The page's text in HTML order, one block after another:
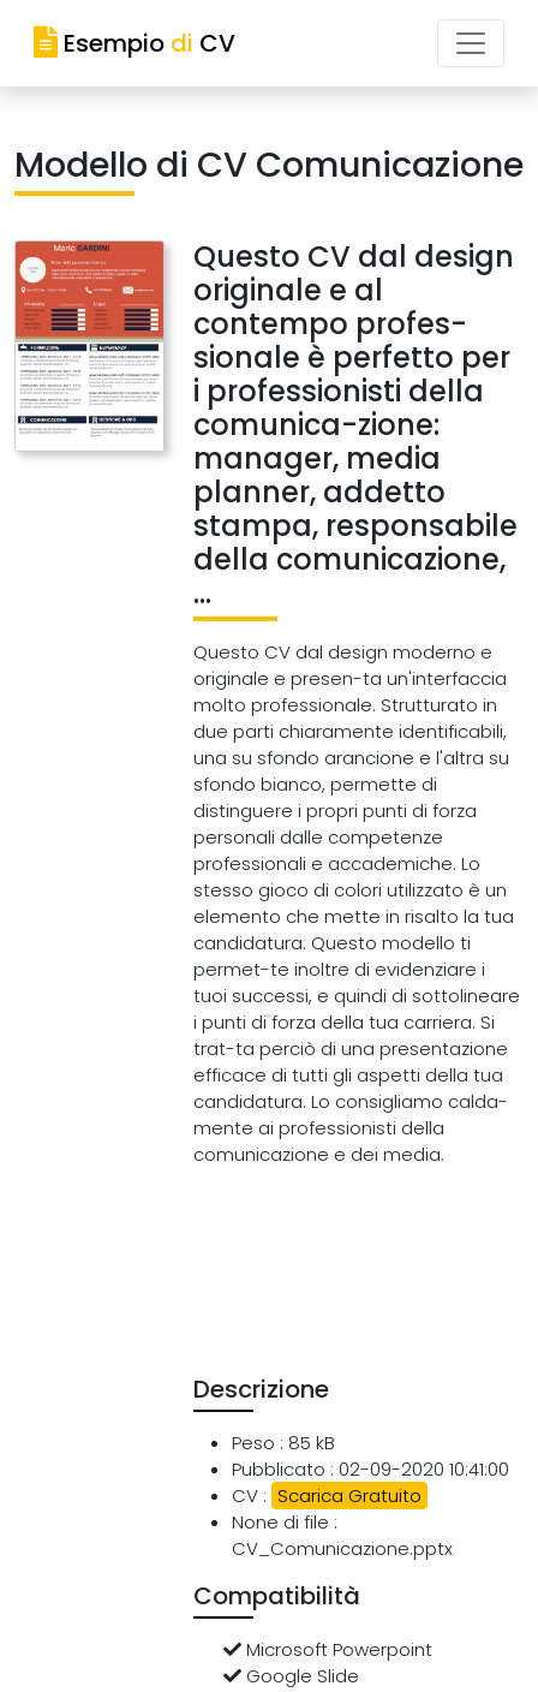
Esempio di CV
Modello di CV Comunicazione
Questo CV dal design
originale e al
contempo profes-
sionale è perfetto per
i professionisti della
comunica-zione:
manager, media
planner, addetto
stampa, responsabile
della comunicazione,
...
Questo CV dal design moderno e
originale e presen-ta un'interfaccia
molto professionale. Strutturato in
due parti chiaramente identificabili,
una su sfondo arancione e l'altra su
sfondo bianco, permette di
distinguere i propri punti di forza
personali dalle competenze
professionali e accademiche. Lo
stesso gioco di colori utilizzato è un
elemento che mette in risalto la tua
candidatura. Questo modello ti
permet-te inoltre di evidenziare i
tuoi successi, e quindi di sottolineare
i punti di forza della tua carriera. Si
trat-ta perciò di una presentazione
efficace di tutti gli aspetti della tua
candidatura. Lo consigliamo calda-
mente ai professionisti della
comunicazione e dei media.
Descrizione
Peso : 85 kB
Pubblicato : 02-09-2020 10:41:00
CV : Scarica Gratuito
None di file :
CV_Comunicazione.pptx
Compatibilità
Microsoft Powerpoint
Google Slide